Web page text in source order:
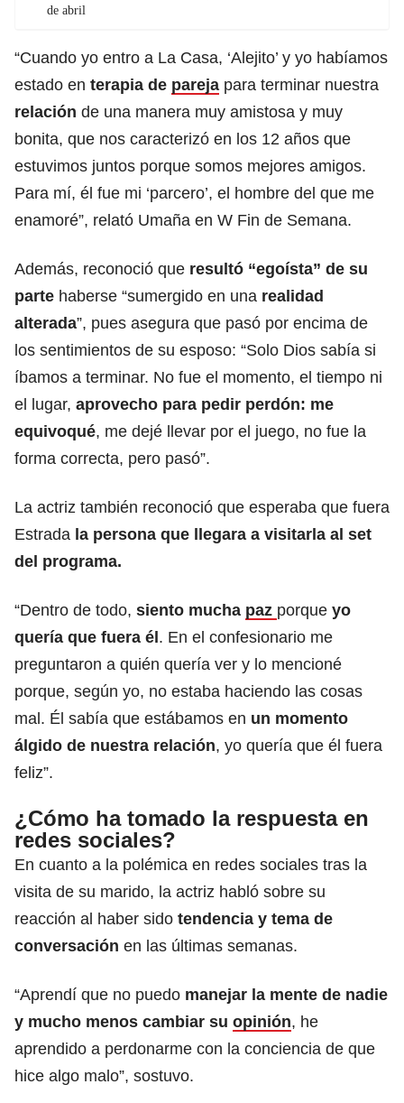
de abril
“Cuando yo entro a La Casa, ‘Alejito’ y yo habíamos
estado en terapia de pareja para terminar nuestra
relación de una manera muy amistosa y muy
bonita, que nos caracterizó en los 12 años que
estuvimos juntos porque somos mejores amigos.
Para mí, él fue mi ‘parcero’, el hombre del que me
enamoré”, relató Umaña en W Fin de Semana.
Además, reconoció que resultó “egoísta” de su
parte haberse “sumergido en una realidad
alterada”, pues asegura que pasó por encima de
los sentimientos de su esposo: “Solo Dios sabía si
íbamos a terminar. No fue el momento, el tiempo ni
el lugar, aprovecho para pedir perdón: me
equivoqué, me dejé llevar por el juego, no fue la
forma correcta, pero pasó”.
La actriz también reconoció que esperaba que fuera
Estrada la persona que llegara a visitarla al set
del programa.
“Dentro de todo, siento mucha paz porque yo
quería que fuera él. En el confesionario me
preguntaron a quién quería ver y lo mencioné
porque, según yo, no estaba haciendo las cosas
mal. Él sabía que estábamos en un momento
álgido de nuestra relación, yo quería que él fuera
feliz”.
¿Cómo ha tomado la respuesta en
redes sociales?
En cuanto a la polémica en redes sociales tras la
visita de su marido, la actriz habló sobre su
reacción al haber sido tendencia y tema de
conversación en las últimas semanas.
“Aprendí que no puedo manejar la mente de nadie
y mucho menos cambiar su opinión, he
aprendido a perdonarme con la conciencia de que
hice algo malo”, sostuvo.